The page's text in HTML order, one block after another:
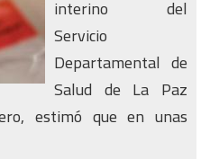
interino del
Servicio
Departamental de
Salud de La Paz
estimó que en unas